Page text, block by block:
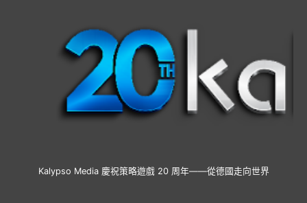
Kalypso Media 慶祝策略遊戲 20 周年——從德國走向世界